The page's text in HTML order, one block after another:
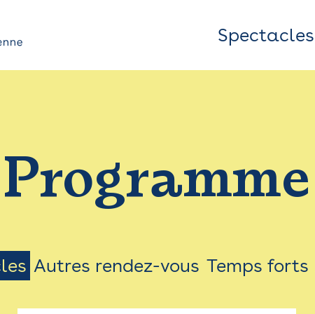
Top
Bar
Menu
Spectacles
Programme
Autres rendez-vous Temps forts